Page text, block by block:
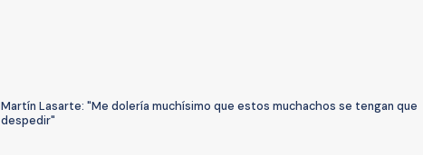
Martín Lasarte: "Me dolería muchísimo que estos muchachos se tengan que
despedir"